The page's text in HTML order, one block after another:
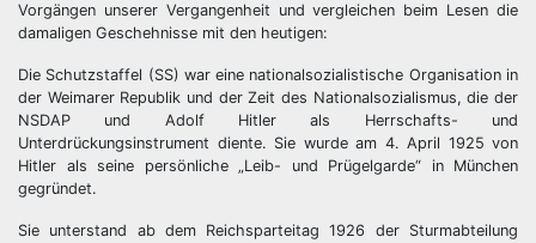
Vorgängen unserer Vergangenheit und vergleichen beim Lesen die
damaligen Geschehnisse mit den heutigen:
Die Schutzstaffel (SS) war eine nationalsozialistische Organisation in
der Weimarer Republik und der Zeit des Nationalsozialismus, die der
NSDAP und Adolf Hitler als Herrschafts- und
Unterdrückungsinstrument diente. Sie wurde am 4. April 1925 von
Hitler als seine persönliche „Leib- und Prügelgarde“ in München
gegründet.
Sie unterstand ab dem Reichsparteitag 1926 der Sturmabteilung